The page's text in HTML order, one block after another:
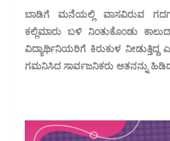
ಬಾಡಿಗೆ ಮನೆಯಲ್ಲಿ ವಾಸವಿರುವ
ಕಲ್ಲಿಮಾರು ಬಳಿ ನಿಂತುಕೊಂಡು
ವಿದ್ಯಾರ್ಥಿನಿಯರಿಗೆ ಕಿರುಕುಳ
ಗಮನಿಸಿದ ಸಾರ್ವಜನಿಕರು ಆತನನ್ನು